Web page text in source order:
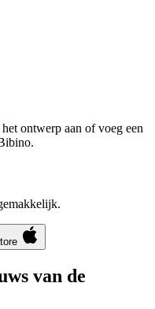
ontwerp aan of voeg een
van de